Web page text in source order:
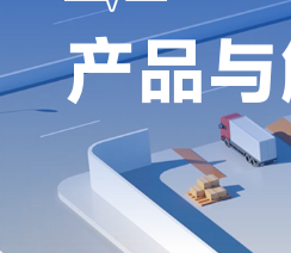
产品